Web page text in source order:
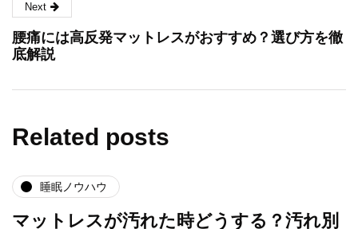
Next
腰痛には高反発マットレスがおすすめ？選び方を徹
底解説
Related posts
睡眠ノウハウ
マットレスが汚れた時どうする？汚れ別